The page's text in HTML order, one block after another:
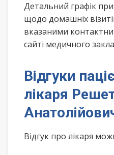
Детальний графік
щодо домашніх
вказаними
сайті медичного
Відгуки
лікаря
Відгук про лікаря